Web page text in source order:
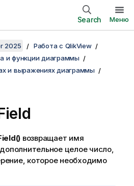
Search Меню
2025
Работа с QlikView
и функции диаграммы
и выражениях диаграммы
возвращает имя
целое число,
которое необходимо